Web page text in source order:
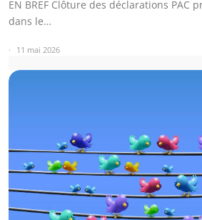
EN BREF Clôture des déclarations PAC
dans le…
11 mai 2026